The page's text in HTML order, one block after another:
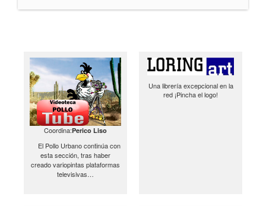
Coordina:Perico Liso
El Pollo Urbano continúa con
esta sección, tras haber
creado variopintas plataformas
televisivas…
Una librería excepcional en la
red ¡Pincha el logo!